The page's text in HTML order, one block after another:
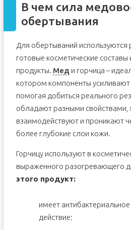
В чем сила
обертывания
Для обертываний используются
готовые косметические
продукты. Мед и горчица –
котором компоненты усиливают
помогая добиться реального
обладают разными свойствами,
взаимодействуют и проникают
более глубокие слои кожи.
Горчицу используют в
выраженного разогревающего
этого продукт:
имеет
действие;